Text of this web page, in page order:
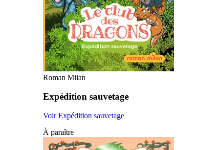
Roman Milan
Expédition sauvetage
Voir Expédition sauvetage
À paraître